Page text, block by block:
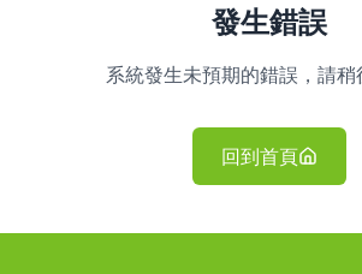
發生錯誤
系統發生未預期的錯誤，請稍
回到首頁